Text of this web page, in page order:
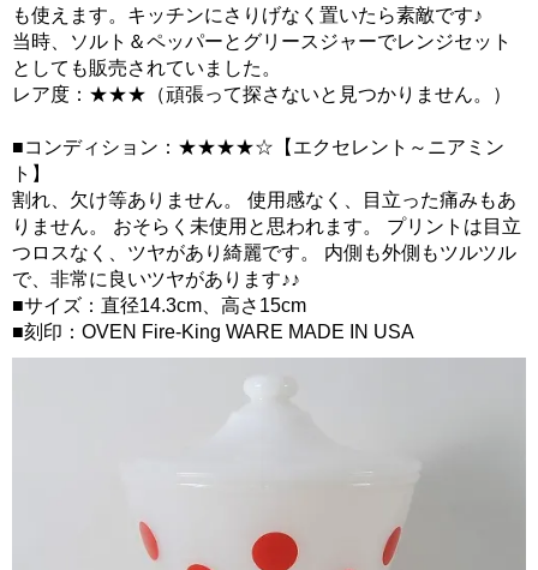
も使えます。キッチンにさりげなく置いたら素敵です♪
当時、ソルト＆ペッパーとグリースジャーでレンジセット
としても販売されていました。
レア度：★★★（頑張って探さないと見つかりません。）
■コンディション：★★★★☆【エクセレント～ニアミン
ト】
割れ、欠け等ありません。 使用感なく、目立った痛みもあ
りません。 おそらく未使用と思われます。 プリントは目立
つロスなく、ツヤがあり綺麗です。 内側も外側もツルツル
で、非常に良いツヤがあります♪♪
■サイズ：直径14.3cm、高さ15cm
■刻印：OVEN Fire-King WARE MADE IN USA